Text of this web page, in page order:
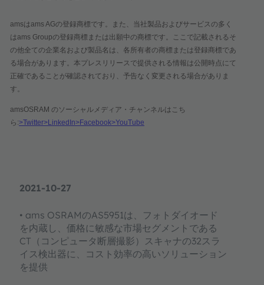
2021-10-27
• ams OSRAMのAS5951は、フォトダイオード
を内蔵し、価格に敏感な市場セグメントである
CT（コンピュータ断層撮影）スキャナの32スラ
イス検出器に、コスト効率の高いソリューション
を提供
amsはams AGの登録商標です。また、当社製品およびサービスの多く
はams Groupの登録商標または出願中の商標です。ここで記載されるそ
の他全ての企業名および製品名は、各所有者の商標または登録商標であ
る場合があります。本プレスリリースで提供される情報は公開時点にて
正確であることが確認されており、予告なく変更される場合がありま
す。
amsOSRAM のソーシャルメディア・チャンネルはこち
ら :>Twitter>LinkedIn>Facebook>YouTube